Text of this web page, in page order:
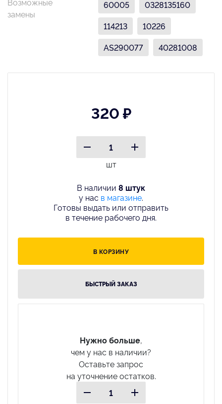
замены
60005
0328135160
114213
10226
AS290077
40281008
320 ₽
шт
В наличии 8 штук
у нас в магазине.
Готовы выдать или отправить
в течение рабочего дня.
В КОРЗИНУ
БЫСТРЫЙ ЗАКАЗ
Нужно больше,
чем у нас в наличии?
Оставьте запрос
на уточнение остатков.